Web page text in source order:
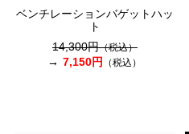
ベンチレーションバゲットハッ
ト
14,300円（税込）
7,150円 （税込）